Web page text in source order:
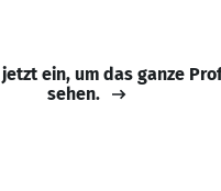
jetzt ein, um das ganze
sehen.